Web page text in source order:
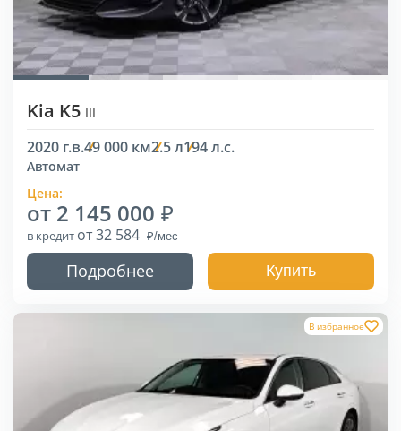
Kia K5 III
2020 г.в.49 000 км2.5 л194 л.с.
Автомат
Цена:
от 2 145 000
в кредит от 32 584
Подробнее Купить
В избранное